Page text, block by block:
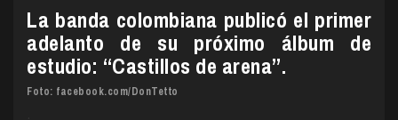
La banda colombiana publicó el primer
adelanto de su próximo álbum de
estudio: “Castillos de arena”.
Foto: facebook.com/DonTetto